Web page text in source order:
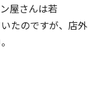
屋さんは若
たのですが、店外